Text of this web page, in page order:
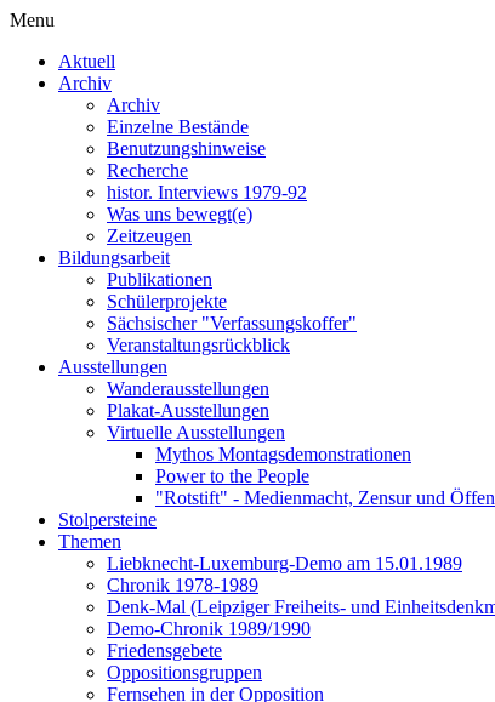
Menu
Aktuell
Archiv
Archiv
Einzelne Bestände
Benutzungshinweise
Recherche
histor. Interviews 1979-92
Was uns bewegt(e)
Zeitzeugen
Bildungsarbeit
Publikationen
Schülerprojekte
Sächsischer "Verfassungskoffer"
Veranstaltungsrückblick
Ausstellungen
Wanderausstellungen
Plakat-Ausstellungen
Virtuelle Ausstellungen
Mythos Montagsdemonstrationen
Power to the People
"Rotstift" - Medienmacht, Zensur und
Stolpersteine
Themen
Liebknecht-Luxemburg-Demo am 15.01.1989
Chronik 1978-1989
Denk-Mal (Leipziger Freiheits- und
Demo-Chronik 1989/1990
Friedensgebete
Oppositionsgruppen
Fernsehen in der Opposition